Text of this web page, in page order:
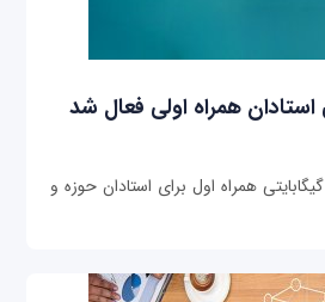
بسته هدیه اینترنت 20 گیگابایتی همراه اول برای استادان حوزه و